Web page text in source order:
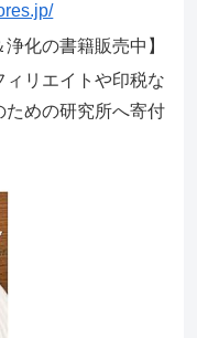
化の書籍販売中】
リエイトや印税な
ための研究所へ寄付